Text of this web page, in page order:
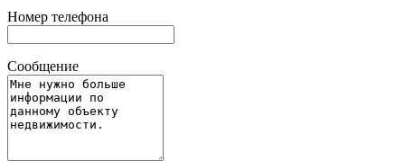
Номер телефона
Сообщение